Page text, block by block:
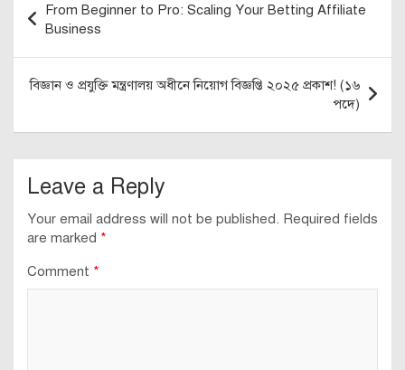
navigation
From Beginner to Pro: Scaling Your Betting Affiliate
Business
বিজ্ঞান ও প্রযুক্তি মন্ত্রণালয় অধীনে নিয়োগ বিজ্ঞপ্তি ২০২৫ প্রকাশ! (১৬
পদে)
Leave a Reply
Your email address will not be published. Required fields
are marked *
Comment *